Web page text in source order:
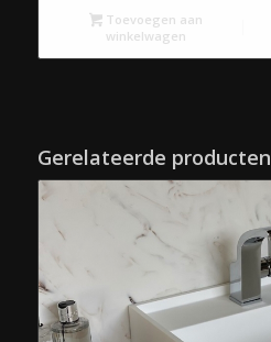
Toevoegen aan
winkelwagen
Gerelateerde producten